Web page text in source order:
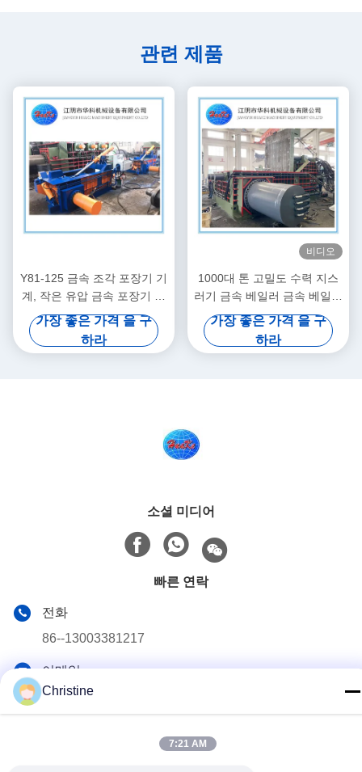
관련 제품
Y81-125 금속 조각 포장기 기
계, 작은 유압 금속 포장기 기
계
가장 좋은 가격 을 구
하라
비디오
1000대 톤 고밀도 수력 지스
러기 금속 베일러 금속 베일러
기계
가장 좋은 가격 을 구
하라
소셜 미디어
빠른 연락
전화
86--13003381217
이메일
christine_baler@126.com
No.53 Yungu Road,Changshou,Zhouzhuang Town,Jiangyin,
Christine
7:21 AM